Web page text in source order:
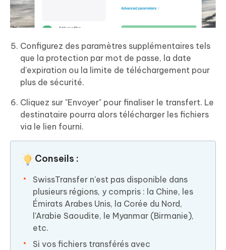
Configurez des paramètres supplémentaires tels
que la protection par mot de passe, la date
d'expiration ou la limite de téléchargement pour
plus de sécurité.
Cliquez sur "Envoyer" pour finaliser le transfert. Le
destinataire pourra alors télécharger les fichiers
via le lien fourni.
Conseils :
SwissTransfer n'est pas disponible dans
plusieurs régions, y compris : la Chine, les
Émirats Arabes Unis, la Corée du Nord,
l'Arabie Saoudite, le Myanmar (Birmanie),
etc.
Si vos fichiers transférés avec